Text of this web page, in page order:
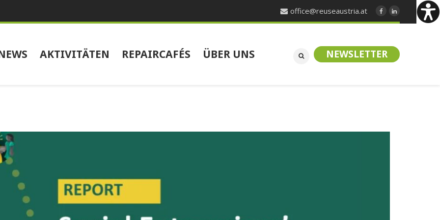
office@reuseaustria.at
AKTIVITÄTEN REPAIRCAFÉS ÜBER UNS NEWSLETTER